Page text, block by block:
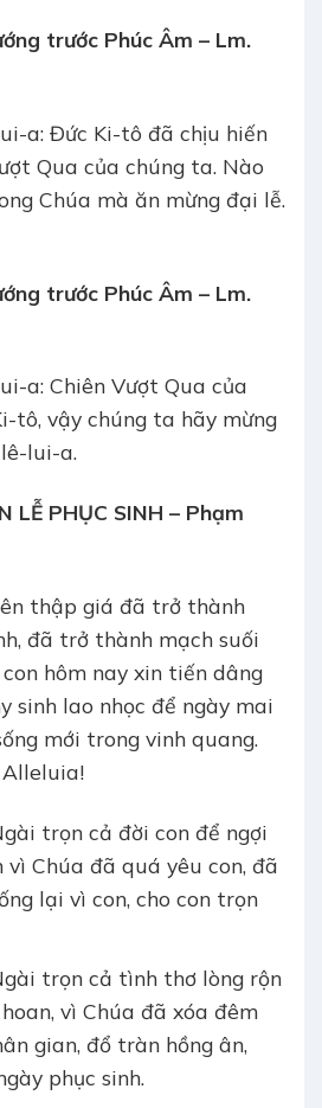
trước Phúc Âm – Lm.
a: Đức Ki-tô đã chịu hiến
Qua của chúng ta. Nào
Chúa mà ăn mừng đại lễ.
trước Phúc Âm – Lm.
a: Chiên Vượt Qua của
tô, vậy chúng ta hãy mừng
lui-a.
LỄ PHỤC SINH – Phạm
thập giá đã trở thành
đã trở thành mạch suối
hôm nay xin tiến dâng
sinh lao nhọc để ngày mai
mới trong vinh quang.
trọn cả đời con để ngợi
vì Chúa đã quá yêu con, đã
lại vì con, cho con trọn
trọn cả tình thơ lòng rộn
vì Chúa đã xóa đêm
gian, đổ tràn hồng ân,
phục sinh.